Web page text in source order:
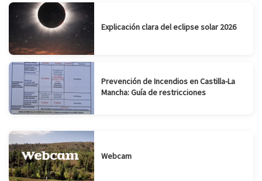
Explicación clara del eclipse solar 2026
Prevención de Incendios en Castilla-La
Mancha: Guía de restricciones
Webcam